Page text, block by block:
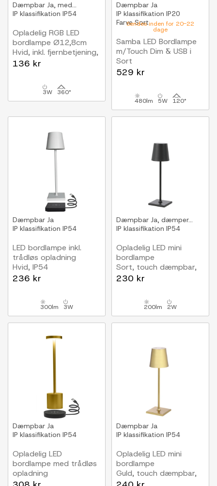
Dæmpbar Ja, med...
IP klassifikation IP54
Opladelig RGB LED
bordlampe Ø12,8cm
Hvid, inkl. fjernbetjening,
IP54 udendørs
136 kr
3W 360°
Sendes inden for 20-22
dage
Dæmpbar Ja
IP klassifikation IP20
FarveSort
Samba LED Bordlampe
m/Touch Dim & USB i
Sort
Nielsen Light
529 kr
480lm 5W 120°
Dæmpbar Ja
IP klassifikation IP54
LED bordlampe inkl.
trådløs opladning
Hvid, IP54
Inde/udendørs, touch
236 kr
300lm 3W
Dæmpbar Ja, dæmper...
IP klassifikation IP54
Opladelig LED mini
bordlampe
Sort, touch dæmpbar,
IP54
230 kr
200lm 2W
Dæmpbar Ja
IP klassifikation IP54
Opladelig LED
bordlampe med trådløs
opladning
Guld, IP54
Dæmpbar Ja
IP klassifikation IP54
Opladelig LED mini
bordlampe
Guld, touch dæmpbar,
IP54